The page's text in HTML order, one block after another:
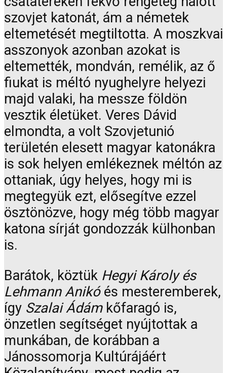
szovjet katonát, ám a németek
eltemetését megtiltotta. A moszkvai
asszonyok azonban azokat is
eltemették, mondván, remélik, az ő
fiukat is méltó nyughelyre helyezi
majd valaki, ha messze földön
vesztik életüket. Veres Dávid
elmondta, a volt Szovjetunió
területén elesett magyar katonákra
is sok helyen emlékeznek méltón az
ottaniak, úgy helyes, hogy mi is
megtegyük ezt, elősegítve ezzel
ösztönözve, hogy még több magyar
katona sírját gondozzák külhonban
is.
Barátok, köztük Hegyi Károly és
Lehmann Anikóés mesteremberek,
így Szalai Ádámkőfaragó is,
önzetlen segítséget nyújtottak a
munkában, de korábban a
Jánossomorja Kultúrájáért